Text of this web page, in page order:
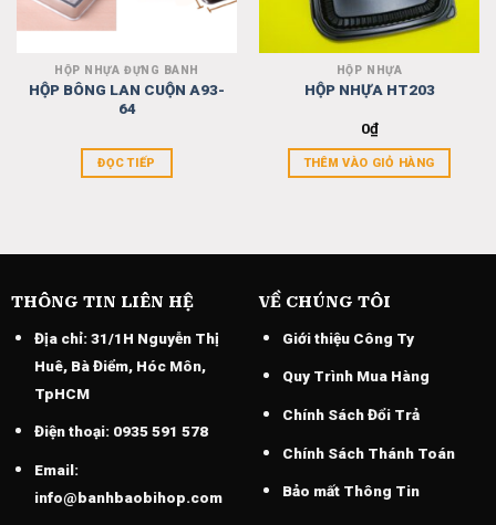
HỘP NHỰA ĐỰNG BÁNH
HỘP BÔNG LAN CUỘN A93-
64
ĐỌC TIẾP
HỘP NHỰA
HỘP NHỰA HT203
0₫
THÊM VÀO GIỎ HÀNG
THÔNG TIN LIÊN HỆ
Địa chỉ:31/1H Nguyễn Thị
Huê, Bà Điểm, Hóc Môn,
TpHCM
Điện thoại:0935 591 578
Email:
info@banhbaobihop.com
VỀ CHÚNG TÔI
Giới thiệu Công Ty
Quy Trình Mua Hàng
Chính Sách Đổi Trả
Chính Sách Thánh Toán
Bảo mất Thông Tin